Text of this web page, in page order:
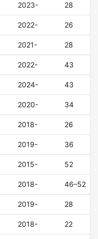
2023- 28
2022- 26
2021- 28
2022- 43
2024- 43
2020- 34
2018- 26
2019- 36
2015- 52
2018- 46–52
2019- 28
2018- 22